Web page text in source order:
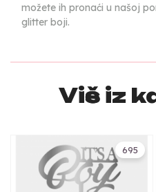
možete ih pronaći u našoj
glitter boji.
Više iz
695